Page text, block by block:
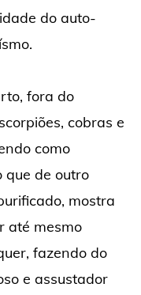
do auto-
fora do
cobras e
como
que de outro
mostra
até mesmo
fazendo do
e assustador